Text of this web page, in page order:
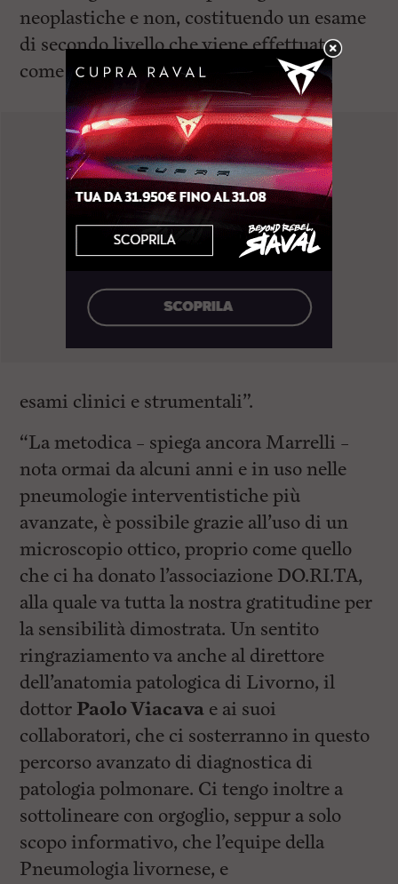
neoplastiche e non, costituendo un esame
di secondo livello che viene effettuato
come supporto diagnostico di
esami clinici e strumentali”.
“La metodica – spiega ancora Marrelli –
nota ormai da alcuni anni e in uso nelle
pneumologie interventistiche più
avanzate, è possibile grazie all’uso di un
microscopio ottico, proprio come quello
che ci ha donato l’associazione DO.RI.TA,
alla quale va tutta la nostra gratitudine per
la sensibilità dimostrata. Un sentito
ringraziamento va anche al direttore
dell’anatomia patologica di Livorno, il
dottor Paolo Viacava e ai suoi
collaboratori, che ci sosterranno in questo
percorso avanzato di diagnostica di
patologia polmonare. Ci tengo inoltre a
sottolineare con orgoglio, seppur a solo
scopo informativo, che l’equipe della
Pneumologia livornese, e